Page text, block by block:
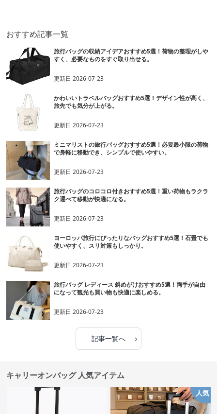
おすすめ記事一覧
旅行バッグの収納アイデアおすすめ5選！荷物の整理がしや
すく、必要なものをすぐ取り出せる。
更新日2026-07-23
かわいいトラベルバッグおすすめ5選！デザイン性が高く、
旅先でも気分が上がる。
更新日2026-07-23
ミニマリストの旅行バッグおすすめ5選！必要最小限の荷物
で身軽に移動でき、シンプルで使いやすい。
更新日2026-07-23
旅行バッグのコロコロ付きおすすめ5選！重い荷物もラクラ
ク運べて移動が快適になる。
更新日2026-07-23
ヨーロッパ旅行にぴったりなバッグおすすめ5選！石畳でも
使いやすく、スリ対策もしっかり。
更新日2026-07-23
旅行バッグ レディース 斜めがけおすすめ5選！両手が自由
になって観光も買い物も快適に楽しめる。
更新日2026-07-23
記事一覧へ ›
キャリーオンバッグ 人気アイテム
人気